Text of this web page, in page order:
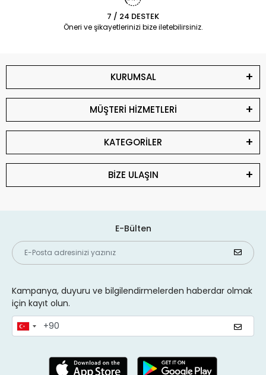
7 / 24 DESTEK
Öneri ve şikayetlerinizi bize iletebilirsiniz.
KURUMSAL
MÜŞTERİ HİZMETLERİ
KATEGORİLER
BİZE ULAŞIN
E-Bülten
Kampanya, duyuru ve bilgilendirmelerden haberdar olmak
için kayıt olun.